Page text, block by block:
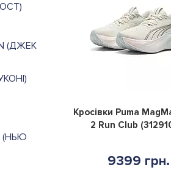
(ДЖЕК
(НЬЮ
Кросівки Puma
2 Run Club
9399 грн.